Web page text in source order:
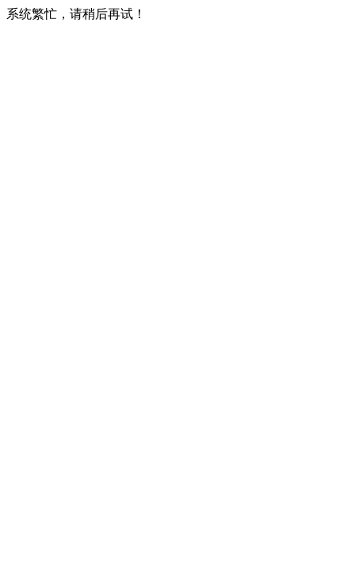
系统繁忙，请稍后再试！